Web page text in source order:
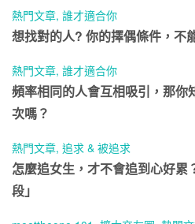
熱門文章, 誰才適合你
想找對的人? 你的擇偶條件，不
熱門文章, 誰才適合你
頻率相同的人會互相吸引，那你
次嗎？
熱門文章, 追求 & 被追求
怎麼追女生，才不會追到心好累
段」